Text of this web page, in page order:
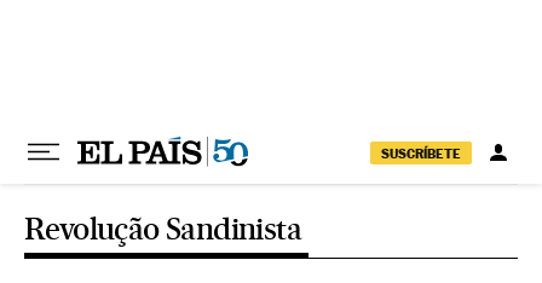
SUSCRÍBETE
Revolução Sandinista